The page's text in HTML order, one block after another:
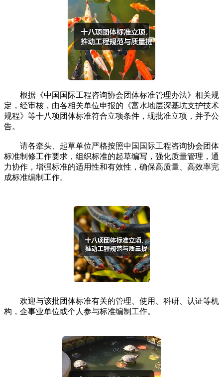
根据《中国国际工程咨询协会团体标准管理办法》相关规
定，经审核，由各相关单位申报的《富水地层深基坑支护技术
规程》等十八项团体标准符合立项条件，现批准立项，并予公
告。
请各牵头、起草单位严格按照中国国际工程咨询协会团体
标准制修工作要求，组织标准的起草编写，强化质量管理，通
力协作，增强标准的适用性和有效性，确保高质量、高效率完
成标准编制工作。
欢迎与该批团体标准有关的管理、使用、科研、认证等机
构，企事业单位或个人参与标准编制工作。